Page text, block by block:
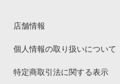
店舗情報
個人情報の取り扱いについて
特定商取引法に関する表示